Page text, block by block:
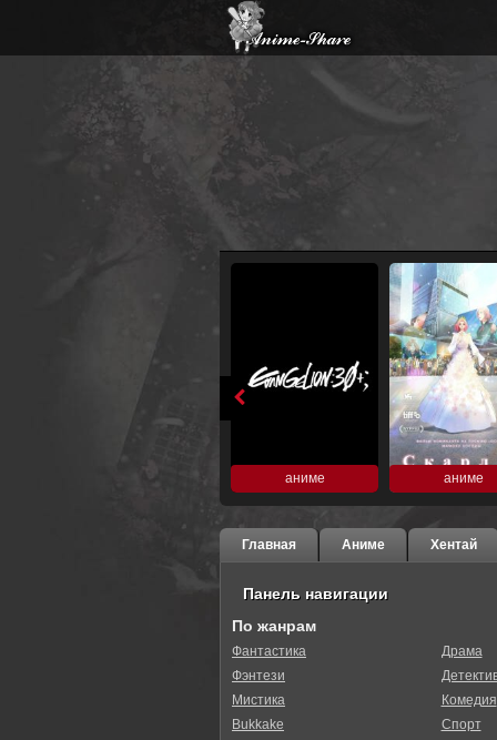
аниме аниме
Главная Аниме Хентай
Панель навигации
По жанрам
Фантастика
Фэнтези
Мистика
Bukkake
Драма
Комедия
Спорт